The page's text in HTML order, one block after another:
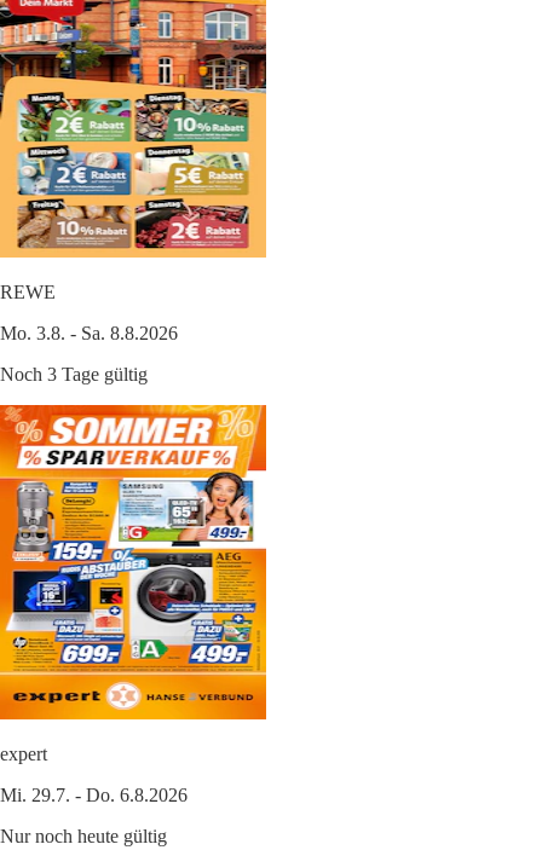
REWE
Mo. 3.8. - Sa. 8.8.2026
Noch 3 Tage gültig
expert
Mi. 29.7. - Do. 6.8.2026
Nur noch heute gültig